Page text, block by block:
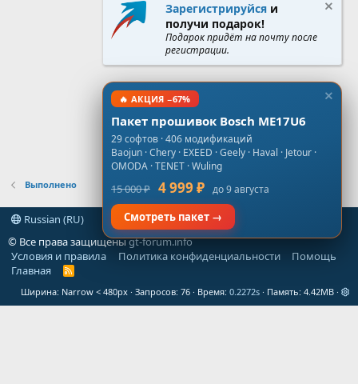
Выполнено
Russian (RU)
© Все права защищеныgt-forum.info
Условия и правила
Политика конфиденциальности
Помощь
Главная
R
S
Ширина Запросов 76 Время 0.2272s Память 4.42MB
Зарегистрируйся и
получи подарок!
Подарок придёт на почту после
регистрации.
🔥 АКЦИЯ −67%
Пакет прошивок Bosch ME17U6
29 софтов · 406 модификаций
Baojun · Chery · EXEED · Geely · Haval · Jetour ·
OMODA · TENET · Wuling
15 000 ₽ 4 999 ₽ до 9 августа
Смотреть пакет →